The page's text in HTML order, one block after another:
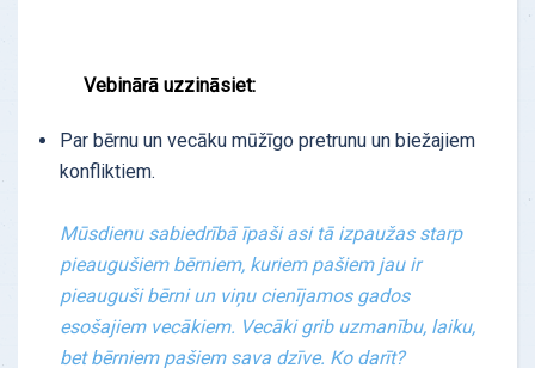
Vebinārā uzzināsiet:
Par bērnu un vecāku mūžīgo pretrunu un biežajiem
konfliktiem.
Mūsdienu sabiedrībā īpaši asi tā izpaužas starp
pieaugušiem bērniem, kuriem pašiem jau ir
pieauguši bērni un viņu cienījamos gados
esošajiem vecākiem. Vecāki grib uzmanību, laiku,
bet bērniem pašiem sava dzīve. Ko darīt?